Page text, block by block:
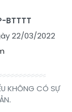
BTTTT
22/03/2022
KHÔNG CÓ SỰ